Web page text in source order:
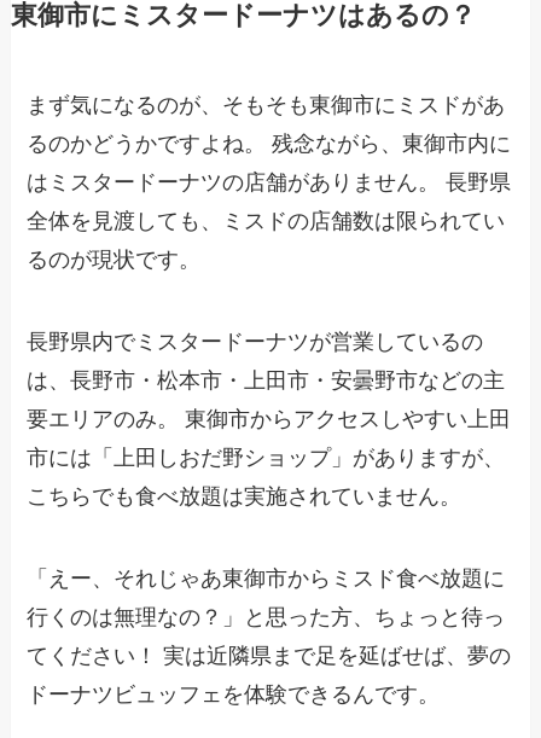
東御市にミスタードーナツはあるの？
まず気になるのが、そもそも東御市にミスドがあ
るのかどうかですよね。 残念ながら、東御市内に
はミスタードーナツの店舗がありません。 長野県
全体を見渡しても、ミスドの店舗数は限られてい
るのが現状です。
長野県内でミスタードーナツが営業しているの
は、長野市・松本市・上田市・安曇野市などの主
要エリアのみ。 東御市からアクセスしやすい上田
市には「上田しおだ野ショップ」がありますが、
こちらでも食べ放題は実施されていません。
「えー、それじゃあ東御市からミスド食べ放題に
行くのは無理なの？」と思った方、ちょっと待っ
てください！ 実は近隣県まで足を延ばせば、夢の
ドーナツビュッフェを体験できるんです。